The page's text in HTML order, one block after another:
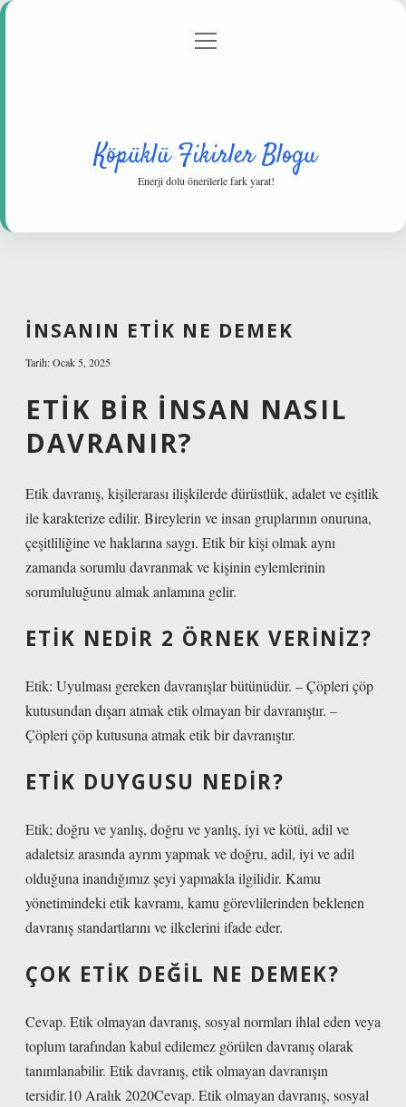
Gizlilik Politikası
menüyü
Köpüklü Fikirler Blogu
Enerji dolu önerilerle fark yarat!
İNSANIN ETIK NE DEMEK
Tarih: Ocak 5, 2025
ETIK BIR INSAN NASIL
DAVRANIR?
Etik davranış, kişilerarası ilişkilerde dürüstlük, adalet ve eşitlik
ile karakterize edilir. Bireylerin ve insan gruplarının onuruna,
çeşitliliğine ve haklarına saygı. Etik bir kişi olmak aynı
zamanda sorumlu davranmak ve kişinin eylemlerinin
sorumluluğunu almak anlamına gelir.
ETIK NEDIR 2 ÖRNEK VERINIZ?
Etik: Uyulması gereken davranışlar bütünüdür. – Çöpleri çöp
kutusundan dışarı atmak etik olmayan bir davranıştır. –
Çöpleri çöp kutusuna atmak etik bir davranıştır.
ETIK DUYGUSU NEDIR?
Etik; doğru ve yanlış, doğru ve yanlış, iyi ve kötü, adil ve
adaletsiz arasında ayrım yapmak ve doğru, adil, iyi ve adil
olduğuna inandığımız şeyi yapmakla ilgilidir. Kamu
yönetimindeki etik kavramı, kamu görevlilerinden beklenen
davranış standartlarını ve ilkelerini ifade eder.
ÇOK ETIK DEĞIL NE DEMEK?
Cevap. Etik olmayan davranış, sosyal normları ihlal eden veya
toplum tarafından kabul edilemez görülen davranış olarak
tanımlanabilir. Etik davranış, etik olmayan davranışın
tersidir.10 Aralık 2020Cevap. Etik olmayan davranış, sosyal